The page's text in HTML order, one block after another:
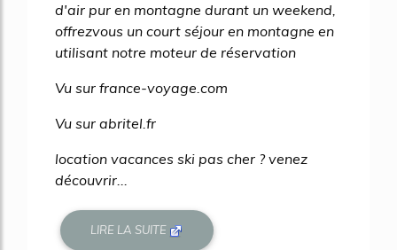
d'air pur en montagne durant un weekend,
offrezvous un court séjour en montagne en
utilisant notre moteur de réservation
Vu sur france-voyage.com
Vu sur abritel.fr
location vacances ski pas cher ? venez
découvrir...
LIRE LA SUITE